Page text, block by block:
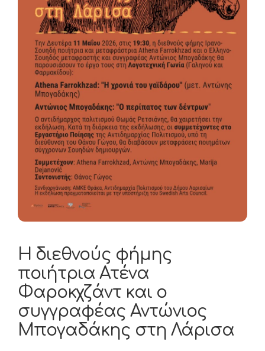
Η διεθνούς φήμης
ποιήτρια Ατένα
Φαροκχζάντ και ο
συγγραφέας Αντώνιος
Μπογαδάκης στη Λάρισα